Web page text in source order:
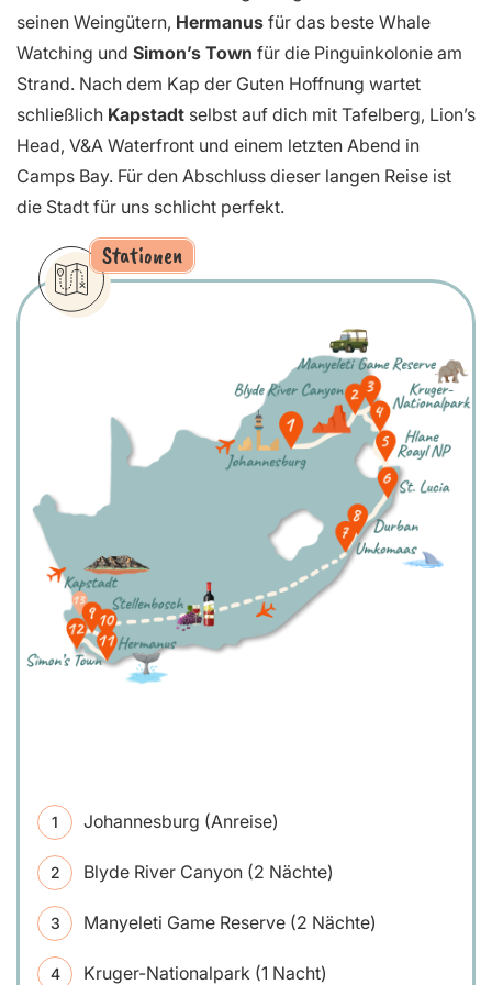
seinen Weingütern, Hermanus für das beste Whale
Watching und Simon’s Town für die Pinguinkolonie am
Strand. Nach dem Kap der Guten Hoffnung wartet
schließlich Kapstadt selbst auf dich mit Tafelberg, Lion’s
Head, V&A Waterfront und einem letzten Abend in
Camps Bay. Für den Abschluss dieser langen Reise ist
die Stadt für uns schlicht perfekt.
Stationen
Johannesburg (Anreise)
Blyde River Canyon (2 Nächte)
Manyeleti Game Reserve (2 Nächte)
Kruger-Nationalpark (1 Nacht)